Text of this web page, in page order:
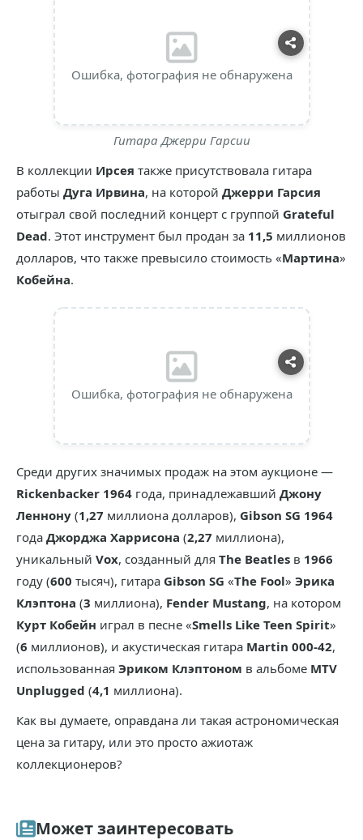
Ошибка, фотография не обнаружена
Гитара Джерри Гарсии
В коллекции Ирсея также присутствовала гитара
работы Дуга Ирвина, на которой Джерри Гарсия
отыграл свой последний концерт с группой Grateful
Dead. Этот инструмент был продан за 11,5 миллионов
долларов, что также превысило стоимость «Мартина»
Кобейна.
Ошибка, фотография не обнаружена
Среди других значимых продаж на этом аукционе —
Rickenbacker 1964 года, принадлежавший Джону
Леннону (1,27 миллиона долларов), Gibson SG 1964
года Джорджа Харрисона (2,27 миллиона),
уникальный Vox, созданный для The Beatles в 1966
году (600 тысяч), гитара Gibson SG «The Fool» Эрика
Клэптона (3 миллиона), Fender Mustang, на котором
Курт Кобейн играл в песне «Smells Like Teen Spirit»
(6 миллионов), и акустическая гитара Martin 000-42,
использованная Эриком Клэптоном в альбоме MTV
Unplugged (4,1 миллиона).
Как вы думаете, оправдана ли такая астрономическая
цена за гитару, или это просто ажиотаж
коллекционеров?
Может заинтересовать